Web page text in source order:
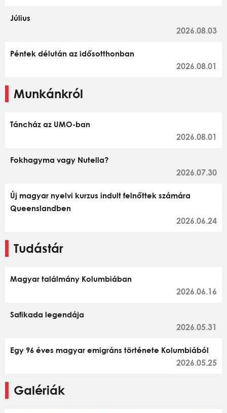
Július
2026.08.03
Péntek délután az idősotthonban
2026.08.01
Munkánkról
Táncház az UMO-ban
2026.08.01
Fokhagyma vagy Nutella?
2026.07.30
Új magyar nyelvi kurzus indult felnőttek számára
Queenslandben
2026.06.24
Tudástár
Magyar találmány Kolumbiában
2026.06.16
Safikada legendája
2026.05.31
Egy 96 éves magyar emigráns története Kolumbiából
2026.05.25
Galériák